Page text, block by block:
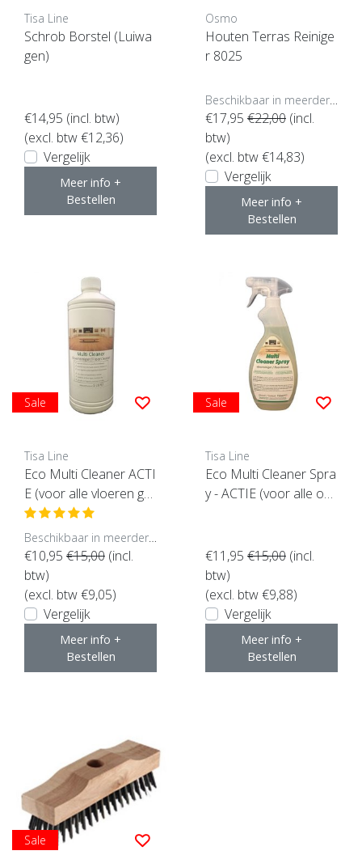
Tisa Line
Schrob Borstel (Luiwa
gen)
€14,95 (incl. btw)
(excl. btw €12,36)
Vergelijk
Meer info +
Bestellen
Osmo
Houten Terras Reinige
r 8025
Beschikbaar in meerdere opties
€17,95 €22,00 (incl.
btw)
(excl. btw €14,83)
Vergelijk
Meer info +
Bestellen
Sale
Tisa Line
Eco Multi Cleaner ACTI
E (voor alle vloeren ge
schikt)
Beschikbaar in meerdere opties
€10,95 €15,00 (incl.
btw)
(excl. btw €9,05)
Vergelijk
Meer info +
Bestellen
Sale
Tisa Line
Eco Multi Cleaner Spra
y - ACTIE (voor alle op
€11,95 €15,00 (incl.
btw)
(excl. btw €9,88)
Vergelijk
Meer info +
Bestellen
Sale